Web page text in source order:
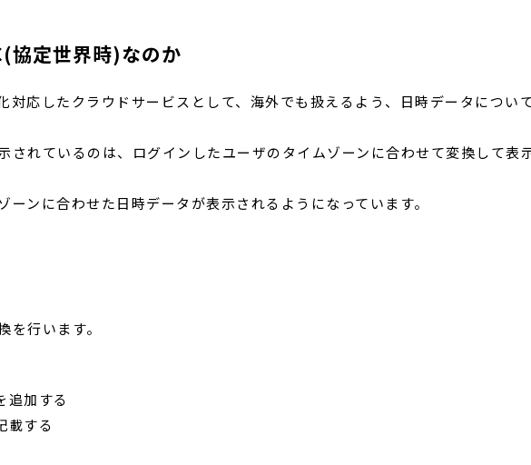
協定世界時)なのか
応したクラウドサービスとして、海外でも扱えるよう、日時データについ
されているのは、ログインしたユーザのタイムゾーンに合わせて変換して表
ーンに合わせた日時データが表示されるようになっています。
を行います。
追加する
載する